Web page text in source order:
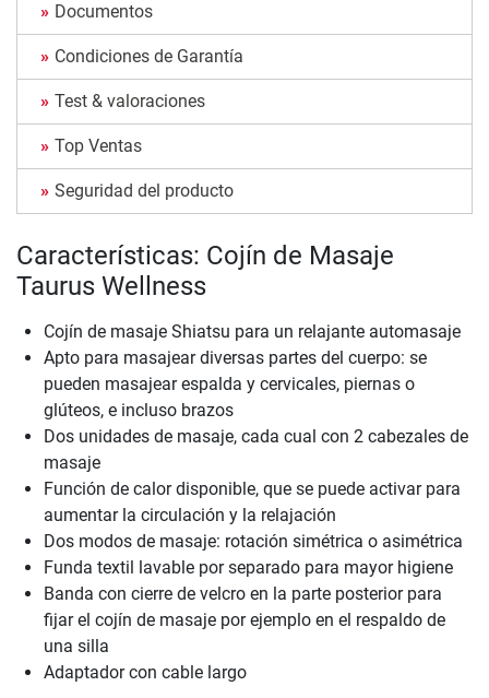
Documentos
Condiciones de Garantía
Test & valoraciones
Top Ventas
Seguridad del producto
Características: Cojín de Masaje
Taurus Wellness
Cojín de masaje Shiatsu para un relajante automasaje
Apto para masajear diversas partes del cuerpo: se
pueden masajear espalda y cervicales, piernas o
glúteos, e incluso brazos
Dos unidades de masaje, cada cual con 2 cabezales de
masaje
Función de calor disponible, que se puede activar para
aumentar la circulación y la relajación
Dos modos de masaje: rotación simétrica o asimétrica
Funda textil lavable por separado para mayor higiene
Banda con cierre de velcro en la parte posterior para
fijar el cojín de masaje por ejemplo en el respaldo de
una silla
Adaptador con cable largo